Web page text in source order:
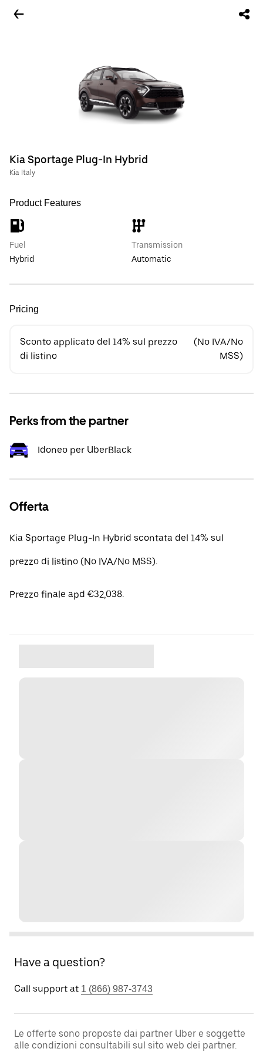
Kia Sportage Plug-In Hybrid
Kia Italy
Product Features
Fuel
Hybrid
Transmission
Automatic
Pricing
Sconto applicato del 14% sul prezzo
di listino
(No IVA/No
MSS)
Perks from the partner
Idoneo per UberBlack
Offerta
Kia Sportage Plug-In Hybrid scontata del 14% sul
prezzo di listino (No IVA/No MSS).
Prezzo finale apd €32,038.
Have a question?
Call support at 1 (866) 987-3743
Le offerte sono proposte dai partner Uber e soggette
alle condizioni consultabili sul sito web dei partner.